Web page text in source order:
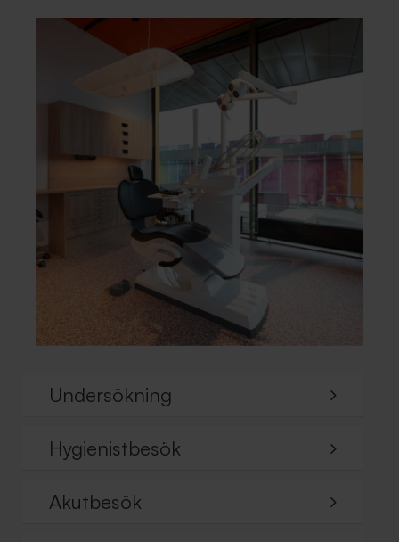
Undersökning
Hygienistbesök
Akutbesök